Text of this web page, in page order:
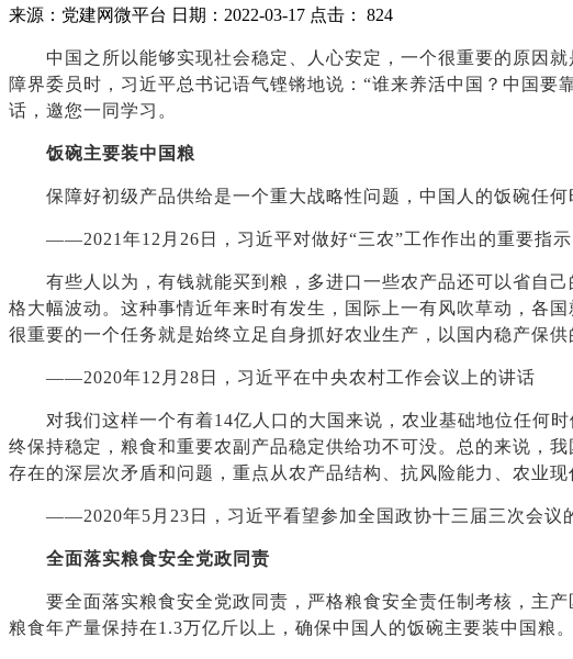
来源：党建网微平台 日期：2022-03-17 点击： 824
中国之所以能够实现社会稳定、人心安定，一个很重要的原因就
障界委员时，习近平总书记语气铿锵地说：“谁来养活中国？中国
话，邀您一同学习。
饭碗主要装中国粮
保障好初级产品供给是一个重大战略性问题，中国人的饭碗任何
——2021年12月26日，习近平对做好“三农”工作作出的重要指示
有些人以为，有钱就能买到粮，多进口一些农产品还可以省自己
格大幅波动。这种事情近年来时有发生，国际上一有风吹草动，各
很重要的一个任务就是始终立足自身抓好农业生产，以国内稳产保
——2020年12月28日，习近平在中央农村工作会议上的讲话
对我们这样一个有着14亿人口的大国来说，农业基础地位任何时
终保持稳定，粮食和重要农副产品稳定供给功不可没。总的来说，
存在的深层次矛盾和问题，重点从农产品结构、抗风险能力、农业现
——2020年5月23日，习近平看望参加全国政协十三届三次会议
全面落实粮食安全党政同责
要全面落实粮食安全党政同责，严格粮食安全责任制考核，主产
粮食年产量保持在1.3万亿斤以上，确保中国人的饭碗主要装中国粮